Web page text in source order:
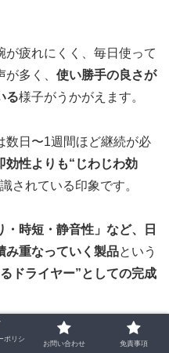
が疲れにくく、毎日使って
多く、 使い勝手の良さが
る様子がうかがえます。
数日〜1週間ほど継続が必
効性よりも“じわじわ効
されている印象です。
・時短・静音性」など、日
み重なっていく製品という
ドライヤー”としての完成
ポリシ
お問い合わせ 免責事項